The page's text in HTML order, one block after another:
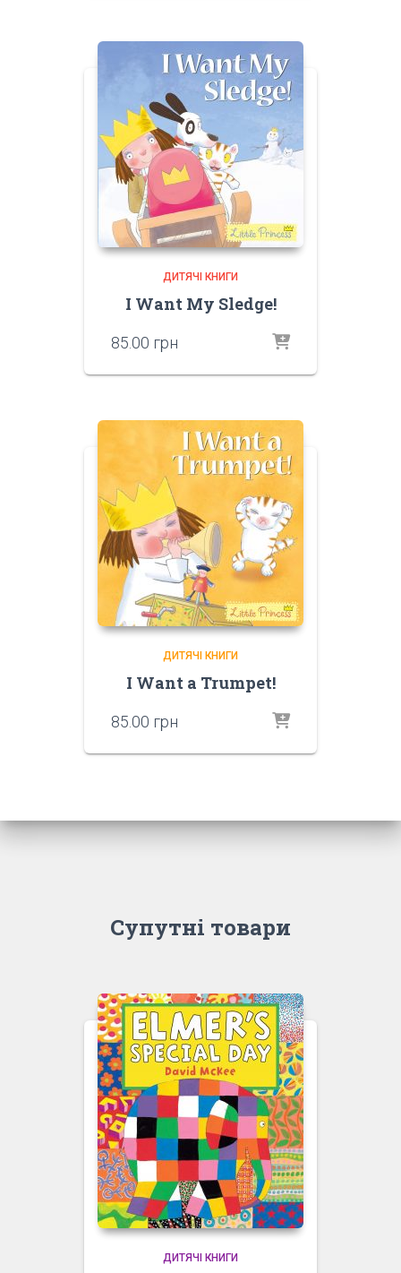
ДИТЯЧІ КНИГИ
I Want My Sledge!
85.00 грн
ДИТЯЧІ КНИГИ
I Want a Trumpet!
85.00 грн
Супутні товари
ДИТЯЧІ КНИГИ